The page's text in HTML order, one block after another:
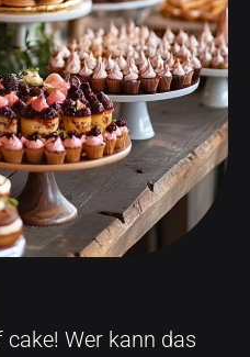
Wer kann das